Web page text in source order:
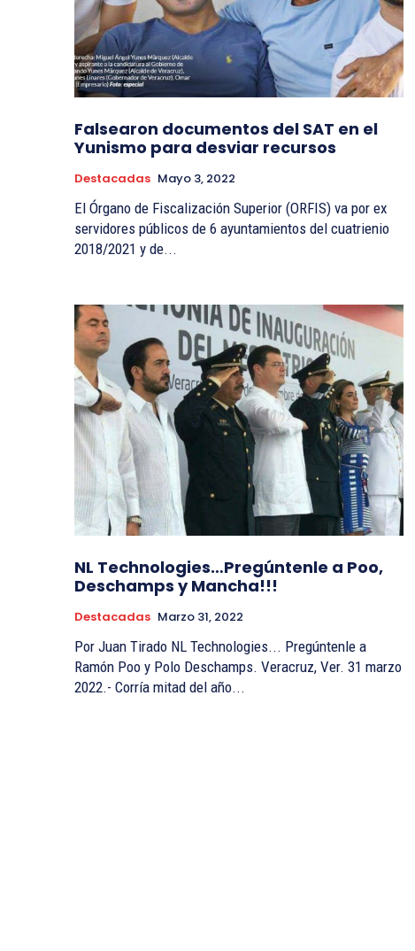
Falsearon documentos del SAT en el
Yunismo para desviar recursos
Destacadas Mayo 3, 2022
El Órgano de Fiscalización Superior (ORFIS) va por ex
servidores públicos de 6 ayuntamientos del cuatrienio
2018/2021 y de...
NL Technologies…Pregúntenle a Poo,
Deschamps y Mancha!!!
Destacadas Marzo 31, 2022
Por Juan Tirado NL Technologies... Pregúntenle a
Ramón Poo y Polo Deschamps. Veracruz, Ver. 31 marzo
2022.- Corría mitad del año...